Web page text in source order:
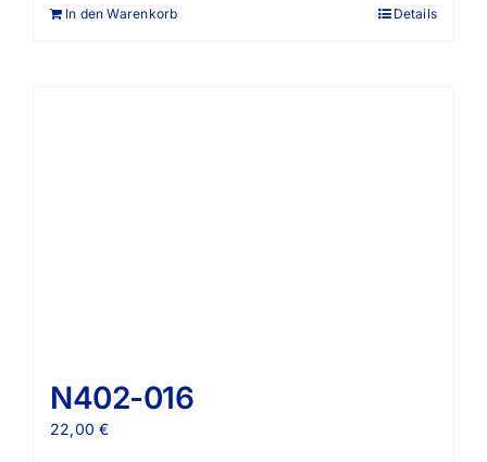
In den Warenkorb Details
N402-016
22,00€